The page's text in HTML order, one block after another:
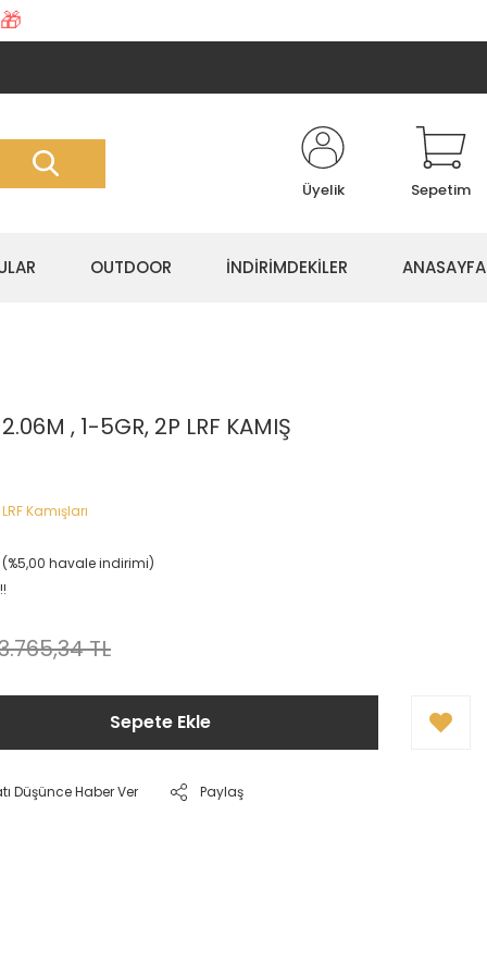
🎁
Üyelik Sepetim
OUTDOOR İNDİRİMDEKİLER ANASAYFA
, 1-5GR, 2P LRF KAMIŞ
LRF Kamışları
(%5,00 havale indirimi)
TL
Sepete Ekle
Düşünce Haber Ver Paylaş